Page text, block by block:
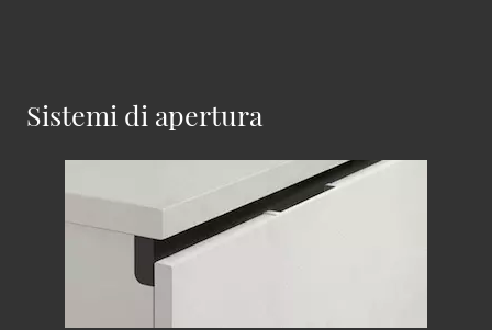
Sistemi di apertura